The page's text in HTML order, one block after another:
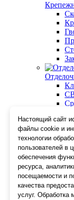
Настоящий сайт
файлы cookie и
технологии
пользователей в
обеспечения
ресурса,
посещаемости и
качества
услуг. Обработка